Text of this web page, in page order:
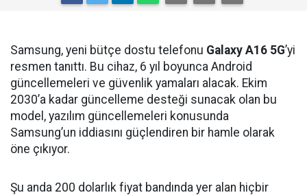
Samsung, yeni bütçe dostu telefonu Galaxy A16 5G’yi
resmen tanıttı. Bu cihaz, 6 yıl boyunca Android
güncellemeleri ve güvenlik yamaları alacak. Ekim
2030’a kadar güncelleme desteği sunacak olan bu
model, yazılım güncellemeleri konusunda
Samsung’un iddiasını güçlendiren bir hamle olarak
öne çıkıyor.
Şu anda 200 dolarlık fiyat bandında yer alan hiçbir